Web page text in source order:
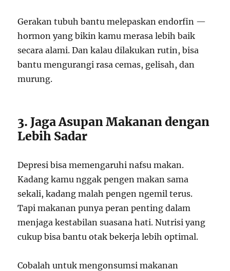
Gerakan tubuh bantu melepaskan endorfin —
hormon yang bikin kamu merasa lebih baik
secara alami. Dan kalau dilakukan rutin, bisa
bantu mengurangi rasa cemas, gelisah, dan
murung.
3. Jaga Asupan Makanan dengan
Lebih Sadar
Depresi bisa memengaruhi nafsu makan.
Kadang kamu nggak pengen makan sama
sekali, kadang malah pengen ngemil terus.
Tapi makanan punya peran penting dalam
menjaga kestabilan suasana hati. Nutrisi yang
cukup bisa bantu otak bekerja lebih optimal.
Cobalah untuk mengonsumsi makanan